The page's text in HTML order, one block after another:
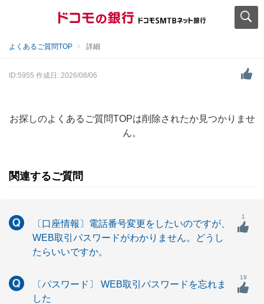
よくあるご質問TOP 詳細
ID:5955 作成日: 2026/08/06
お探しのよくあるご質問TOPは削除されたか見つかりませ
ん。
関連するご質問
〔口座情報〕電話番号変更をしたいのですが、
WEB取引パスワードがわかりません。どうし
たらいいですか。
1
〔パスワード〕 WEB取引パスワードを忘れま
した
19